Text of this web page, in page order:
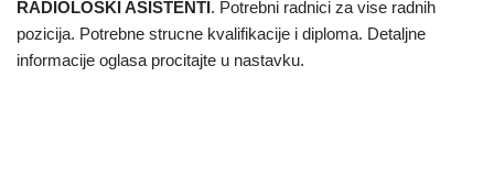
RADIOLOSKI ASISTENTI. Potrebni radnici za vise radnih
pozicija. Potrebne strucne kvalifikacije i diploma. Detaljne
informacije oglasa procitajte u nastavku.